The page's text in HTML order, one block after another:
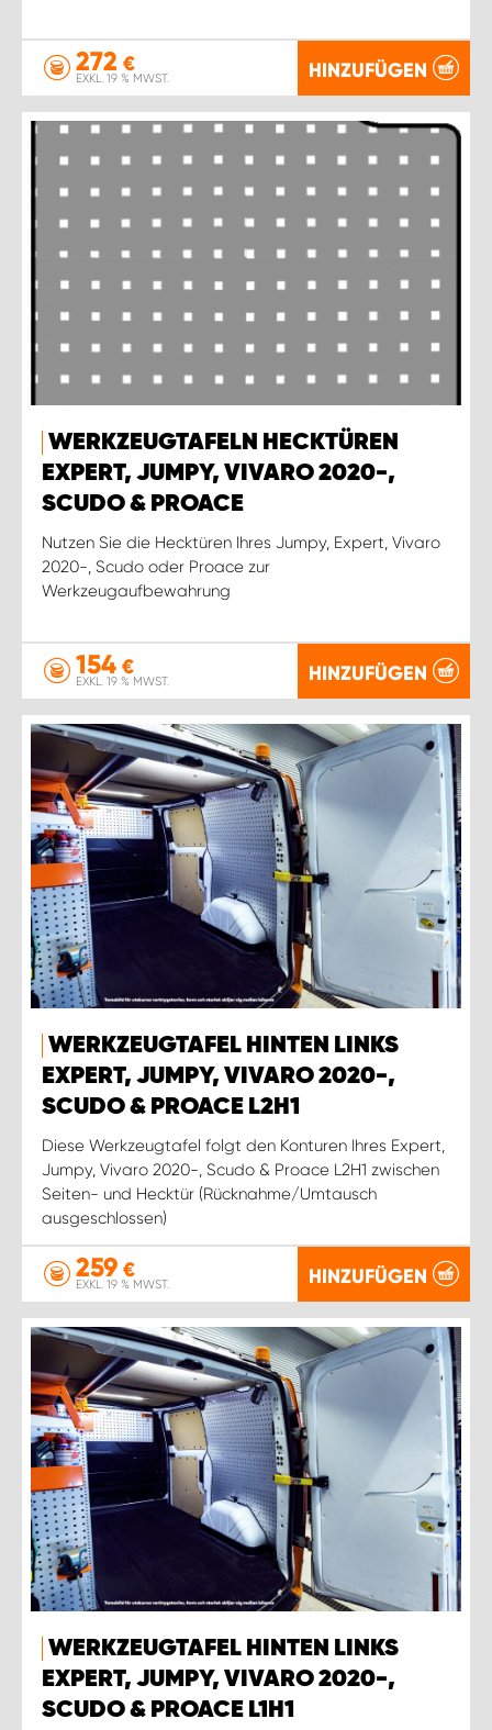
272 €
EXKL. 19 % MWST. HINZUFÜGEN
WERKZEUGTAFELN HECKTÜREN
EXPERT, JUMPY, VIVARO 2020-,
SCUDO & PROACE
Nutzen Sie die Hecktüren Ihres Jumpy, Expert, Vivaro
2020-, Scudo oder Proace zur
Werkzeugaufbewahrung
154 €
EXKL. 19 % MWST. HINZUFÜGEN
WERKZEUGTAFEL HINTEN LINKS
EXPERT, JUMPY, VIVARO 2020-,
SCUDO & PROACE L2H1
Diese Werkzeugtafel folgt den Konturen Ihres Expert,
Jumpy, Vivaro 2020-, Scudo & Proace L2H1 zwischen
Seiten- und Hecktür (Rücknahme/Umtausch
ausgeschlossen)
259 €
EXKL. 19 % MWST. HINZUFÜGEN
WERKZEUGTAFEL HINTEN LINKS
EXPERT, JUMPY, VIVARO 2020-,
SCUDO & PROACE L1H1